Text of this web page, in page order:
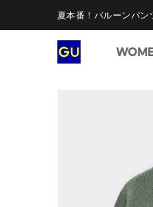
夏本番！バルーンパン